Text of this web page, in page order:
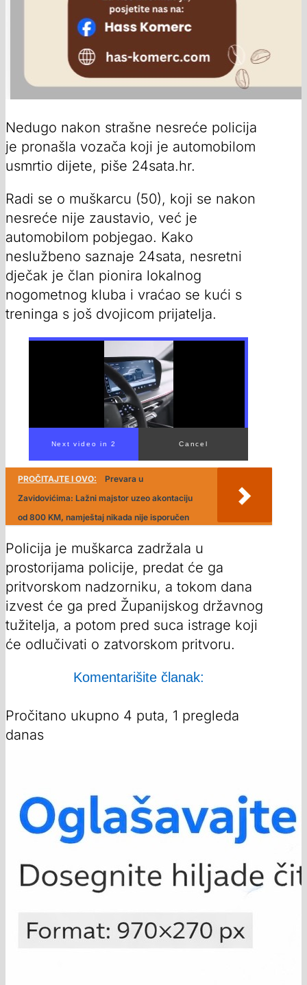
Nedugo nakon strašne nesreće policija
je pronašla vozača koji je automobilom
usmrtio dijete, piše 24sata.hr.
Radi se o muškarcu (50), koji se nakon
nesreće nije zaustavio, već je
automobilom pobjegao. Kako
neslužbeno saznaje 24sata, nesretni
dječak je član pionira lokalnog
nogometnog kluba i vraćao se kući s
treninga s još dvojicom prijatelja.
00:00/ 00:42
PROČITAJTE I OVO:
Prevara u
Zavidovićima: Lažni majstor uzeo akontaciju
od 800 KM, namještaj nikada nije isporučen
Policija je muškarca zadržala u
prostorijama policije, predat će ga
pritvorskom nadzorniku, a tokom dana
izvest će ga pred Županijskog državnog
tužitelja, a potom pred suca istrage koji
će odlučivati o zatvorskom pritvoru.
Komentarišite članak:
Pročitano ukupno 4 puta, 1 pregleda
danas